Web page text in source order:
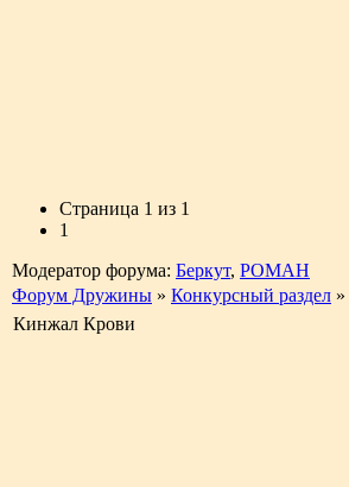
Страница 1 из 1
1
Модератор форума: Беркут, РОМАН
Форум Дружины » Конкурсный раздел »
Кинжал Крови